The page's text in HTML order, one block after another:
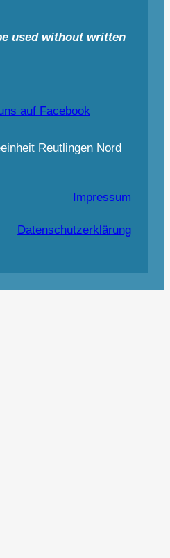
used without written
auf Facebook
Reutlingen Nord
Impressum
Datenschutzerklärung